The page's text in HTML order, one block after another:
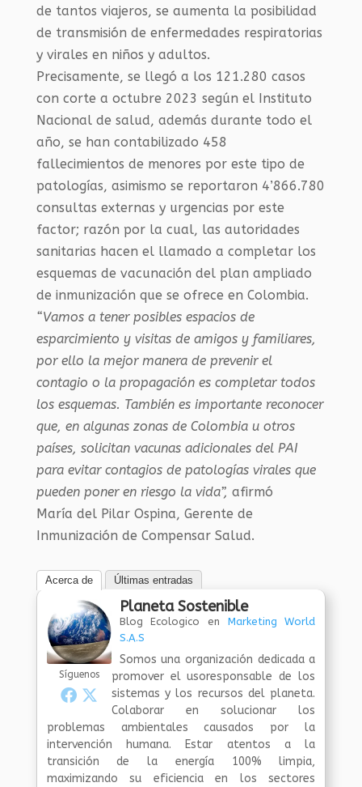
de tantos viajeros, se aumenta la posibilidad
de transmisión de enfermedades respiratorias
y virales en niños y adultos.
Precisamente, se llegó a los 121.280 casos
con corte a octubre 2023 según el Instituto
Nacional de salud, además durante todo el
año, se han contabilizado 458
fallecimientos de menores por este tipo de
patologías, asimismo se reportaron 4’866.780
consultas externas y urgencias por este
factor; razón por la cual, las autoridades
sanitarias hacen el llamado a completar los
esquemas de vacunación del plan ampliado
de inmunización que se ofrece en Colombia.
“Vamos a tener posibles espacios de
esparcimiento y visitas de amigos y familiares,
por ello la mejor manera de prevenir el
contagio o la propagación es completar todos
los esquemas. También es importante reconocer
que, en algunas zonas de Colombia u otros
países, solicitan vacunas adicionales del PAI
para evitar contagios de patologías virales que
pueden poner en riesgo la vida”, afirmó
María del Pilar Ospina, Gerente de
Inmunización de Compensar Salud.
Acerca de Últimas entradas
Síguenos
Planeta Sostenible
Blog Ecologico en Marketing World
S.A.S
Somos una organización dedicada a
promover el usoresponsable de los
sistemas y los recursos del planeta.
Colaborar en solucionar los
problemas ambientales causados por la
intervención humana. Estar atentos a la
transición de la energía 100% limpia,
maximizando su eficiencia en los sectores